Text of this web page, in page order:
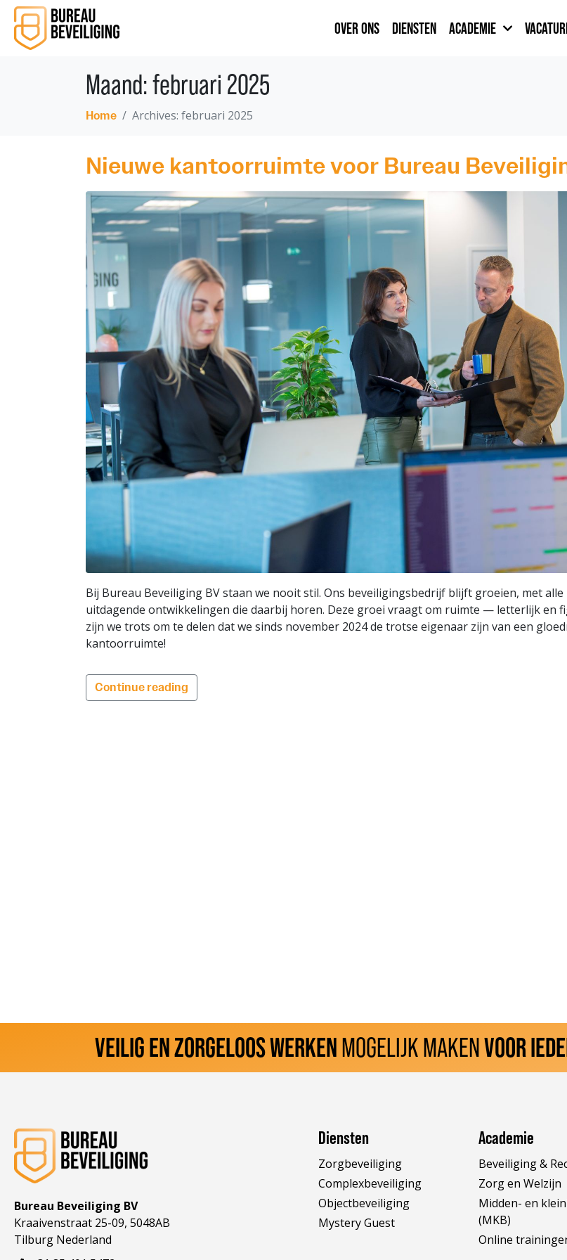
OVER ONS DIENSTEN ACADEMIE
Maand:februari 2025
Home Archives: februari 2025
Nieuwe kantoorruimte voor Bureau
Bij Bureau Beveiliging BV staan we nooit stil. Ons beveiligingsbedrijf blijft groeien, met
uitdagende ontwikkelingen die daarbij horen. Deze groei vraagt om ruimte — letterlijk en
zijn we trots om te delen dat we sinds november 2024 de trotse eigenaar zijn van een
kantoorruimte!
Continue reading
VEILIG EN ZORGELOOS WERKENMOGELIJK MAKENVOOR
Bureau Beveiliging BV
Kraaivenstraat 25-09, 5048AB
Tilburg Nederland
Diensten
Zorgbeveiliging
Complexbeveiliging
Objectbeveiliging
Mystery Guest
Academie
Beveiliging &
Zorg en Welzijn
Midden- en
(MKB)
Online